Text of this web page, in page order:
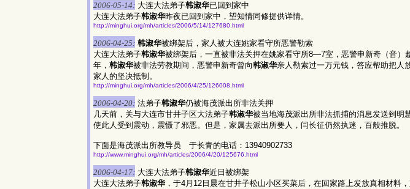
2006-05-14: 大连大法弟子韩淑华已回到家中
大连大法弟子韩淑华昨夜已回到家中，望知情同修提供详情。
http://minghui.org/mh/articles/2006/5/14/127680.html
2006-04-25: 韩淑华被绑架后，家人被大连姚家看守所恶警勒索
大连大法弟子韩淑华被绑架后，一直被非法关押在姚家看守所8—7室，恶警申新奇（音）
年， 韩淑华被非法劳教期间，恶警申新奇曾向韩淑华亲人勒索过一万元钱，答应帮助把人
家人的坚决抵制。
http://minghui.org/mh/articles/2006/4/25/126008.html
2006-04-20: 法弟子韩淑华仍被海茂派出所非法关押
几天前，关与大连市甘井子区大法弟子韩淑华被当地海茂派出所非法抓捕的消息发送到明
使此人受到震动，震慑了邪恶。但是，家属去派出所要人，闫长征仍然执迷，百般推脱。
下面是海茂派出所教导员 于长青的电话：13940902733
http://www.minghui.org/mh/articles/2006/4/20/125676.html
2006-04-17: 大连大法弟子韩淑华近日被绑架
大连大法弟子韩淑华，于4月12日晨在甘井子松山小区买菜后，在回家路上发放真相材料